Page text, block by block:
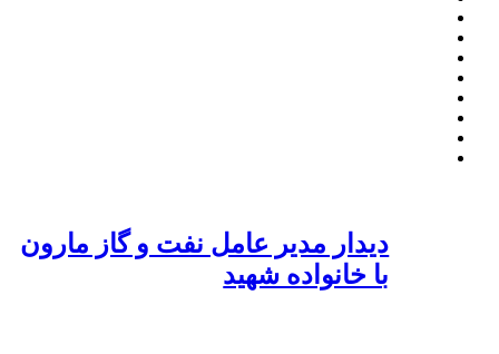
دیدار مدیر عامل نفت و گاز مارون
با خانواده شهید